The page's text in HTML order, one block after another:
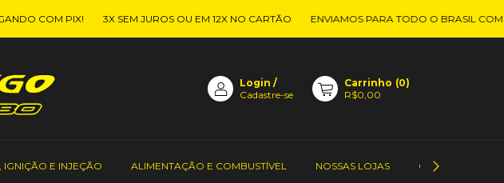
COM PIX! 3X SEM JUROS OU EM 12X NO CARTÃO ENVIAMOS PARA TODO O BRASIL COM
Login /
Cadastre-se
Carrinho (0)
R$0,00
IGNIÇÃO E INJEÇÃO ALIMENTAÇÃO E COMBUSTÍVEL NOSSAS LOJAS CONTATO DOS